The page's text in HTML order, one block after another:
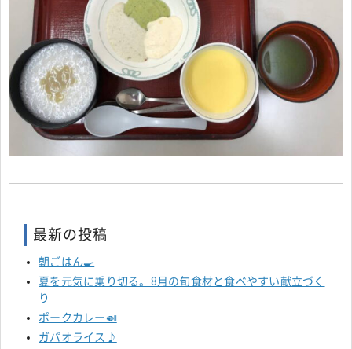
最新の投稿
朝ごはん🍳
夏を元気に乗り切る。8月の旬食材と食べやすい献立づく
り
ポークカレー🍛
ガパオライス♪